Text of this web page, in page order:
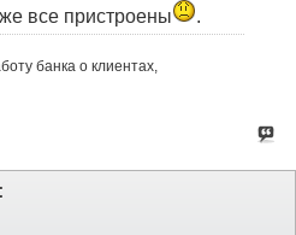
все пристроены
.
банка о клиентах,